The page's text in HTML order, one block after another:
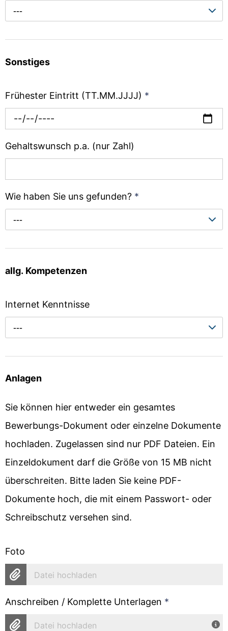
---
Sonstiges
Frühester Eintritt (TT.MM.JJJJ) *
Gehaltswunsch p.a. (nur Zahl)
Wie haben Sie uns gefunden? *
---
allg. Kompetenzen
Internet Kenntnisse
---
Anlagen
Sie können hier entweder ein gesamtes
Bewerbungs-Dokument oder einzelne Dokumente
hochladen. Zugelassen sind nur PDF Dateien. Ein
Einzeldokument darf die Größe von 15 MB nicht
überschreiten. Bitte laden Sie keine PDF-
Dokumente hoch, die mit einem Passwort- oder
Schreibschutz versehen sind.
Foto
Datei hochladen
Anschreiben / Komplette Unterlagen *
Datei hochladen